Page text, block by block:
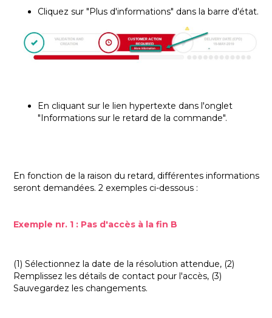
Cliquez sur "Plus d'informations" dans la barre d'état.
En cliquant sur le lien hypertexte dans l'onglet
"Informations sur le retard de la commande".
En fonction de la raison du retard, différentes informations
seront demandées. 2 exemples ci-dessous :
Exemple nr. 1 : Pas d'accès à la fin B
(1) Sélectionnez la date de la résolution attendue, (2)
Remplissez les détails de contact pour l'accès, (3)
Sauvegardez les changements.